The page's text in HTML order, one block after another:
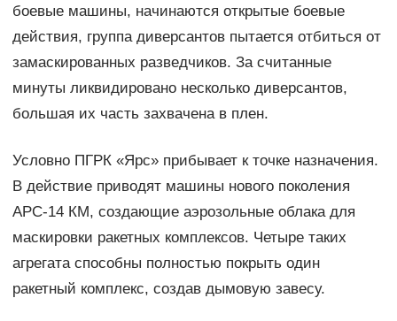
боевые машины, начинаются открытые боевые
действия, группа диверсантов пытается отбиться от
замаскированных разведчиков. За считанные
минуты ликвидировано несколько диверсантов,
большая их часть захвачена в плен.
Условно ПГРК «Ярс» прибывает к точке назначения.
В действие приводят машины нового поколения
АРС-14 КМ, создающие аэрозольные облака для
маскировки ракетных комплексов. Четыре таких
агрегата способны полностью покрыть один
ракетный комплекс, создав дымовую завесу.